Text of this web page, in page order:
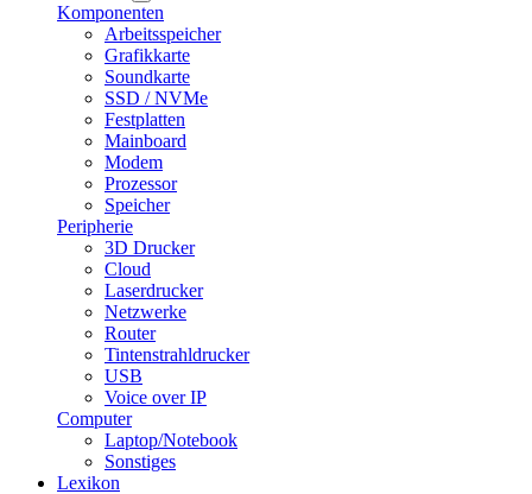
Komponenten
Arbeitsspeicher
Grafikkarte
Soundkarte
SSD / NVMe
Festplatten
Mainboard
Modem
Prozessor
Speicher
Peripherie
3D Drucker
Cloud
Laserdrucker
Netzwerke
Router
Tintenstrahldrucker
USB
Voice over IP
Computer
Laptop/Notebook
Sonstiges
Lexikon